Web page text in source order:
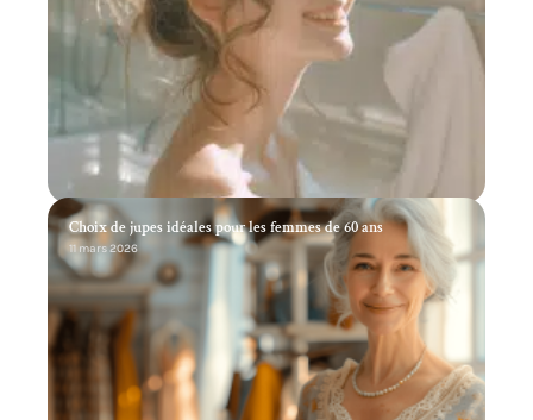
Choix de jupes idéales pour les femmes de 60 ans
11 mars 2026